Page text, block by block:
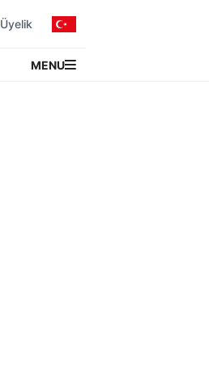
Üyelik
MENU